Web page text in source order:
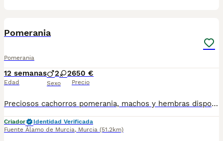
Pomerania
Pomerania
12 semanas
Edad
2 2
Sexo
650 €
Precio
Preciosos cachorros pomerania, machos y hembras disponibles, se entregan vacunados, desparasitados y con su cartilla sanitaria
Criador
Identidad Verificada
Fuente Álamo de Murcia, Murcia (51.2km)